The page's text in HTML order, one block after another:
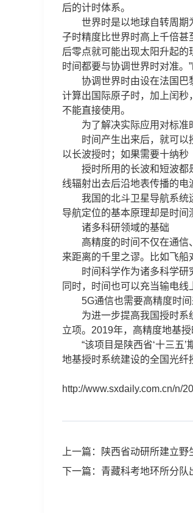
后的计时体系。
世界时是以地球自转周期为
子时精度比世界时高上千倍甚
后零点就可能出现太阳升起
时间都要与协调世界时对准。
协调世界时由设在法国巴黎
计算出国际原子时，加上闰秒
不能直接使用。
为了解决实际应用对标准时
时间产生出来后，就可以授
以长波授时；如果需要十纳秒
授时所用的长波和短波都是
线辐射出去后沿地表传播的电
我国的北斗卫星导航系统运
导航定位的基本原理却是时间
诸多科研领域的基础
高精度的时间不仅在通信、
来距离的千里之谬。比如飞船
时间科学作为诸多科学研究
同时，时间也可以充当输电线
5G通信也需要高精度时间来
为进一步提高我国授时系统
立项。2019年，高精度地基
“该项目是陕西省‘十三五’
地基授时系统建设的全国光纤
http://www.sxdaily.com.cn/n/
上一篇：陕西省动研所建立
下一篇：青藏科考地环所分队